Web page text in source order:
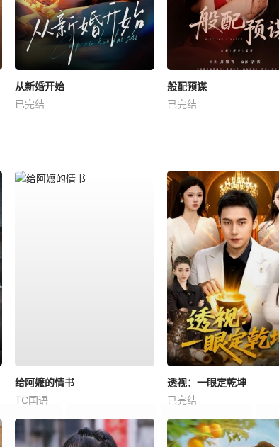
从新婚开始
已完结
般配预谋
已完结
给阿嬷的情书
TC国语
透视：一眼定乾坤
已完结